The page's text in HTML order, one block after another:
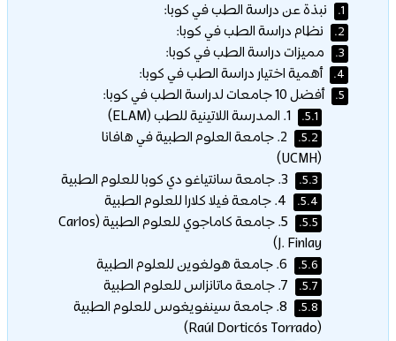
1. نبذة عن دراسة الطب في كوبا:
2. نظام دراسة الطب في كوبا:
3. مميزات دراسة الطب في كوبا:
4. أهمية اختيار دراسة الطب في كوبا:
5. أفضل 10 جامعات لدراسة الطب في كوبا:
5.1.
5.2.
2. جامعة العلوم الطبية في هافانا
(UCMH)
5.3.
5.4.
5.5.
5. جامعة كاماجوي للعلوم الطبية (Carlos
J. Finlay)
5.6.
5.7.
5.8.
8. جامعة سينفويغوس للعلوم الطبية
(Raúl Dorticós Torrado)